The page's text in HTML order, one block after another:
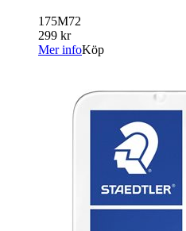
175M72
299 kr
Mer infoKöp